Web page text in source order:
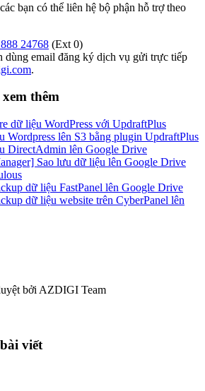
bạn có thể liên hệ bộ phận hỗ trợ theo
24768 (Ext 0)
dùng email đăng ký dịch vụ gửi trực tiếp
.
thêm
dữ liệu WordPress với UpdraftPlus
Wordpress lên S3 bằng plugin UpdraftPlus
DirectAdmin lên Google Drive
Sao lưu dữ liệu lên Google Drive
dữ liệu FastPanel lên Google Drive
dữ liệu website trên CyberPanel lên
bởi AZDIGI Team
viết